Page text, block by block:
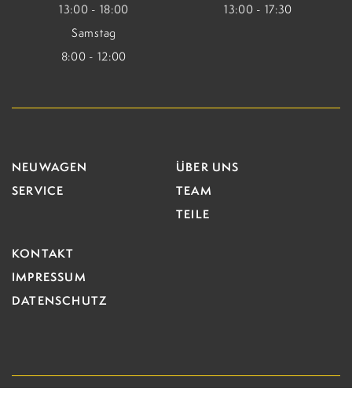
13:00 - 18:00
Samstag
8:00 - 12:00
13:00 - 17:30
NEUWAGEN
SERVICE
ÜBER UNS
TEAM
TEILE
KONTAKT
IMPRESSUM
DATENSCHUTZ